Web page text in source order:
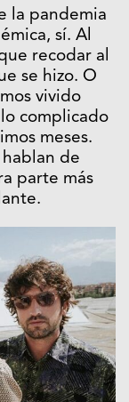
la pandemia
sí. Al
recodar al
se hizo. O
vivido
complicado
meses.
hablan de
parte más